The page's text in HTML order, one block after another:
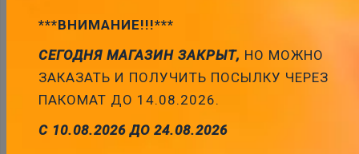
Cena:6.01 €
stāvoklis: 3
***ВНИМАНИЕ!!!***
СЕГОДНЯ МАГАЗИН ЗАКРЫТ, НО МОЖНО
ЗАКАЗАТЬ И ПОЛУЧИТЬ ПОСЫЛКУ ЧЕРЕЗ
ПАКОМАТ ДО 14.08.2026.
С 10.08.2026 ДО 24.08.2026